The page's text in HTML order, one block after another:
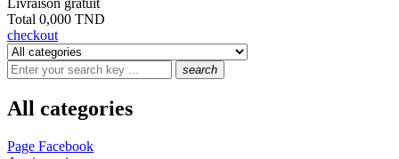
Livraison gratuit
Total 0,000 TND
checkout
search
All categories
Page Facebook